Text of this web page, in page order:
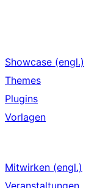
Showcase (engl.)
Themes
Plugins
Vorlagen
Mitwirken (engl.)
Veranstaltungen